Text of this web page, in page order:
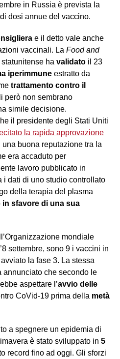
in Russia è prevista la
dosi annue del vaccino.
e il detto vale anche
vaccinali. La Food and
statunitense ha validato il 23
iperimmune estratto da
trattamento contro il
però non sembrano
simile decisione.
il presidente degli Stati Uniti
la rapida approvazione
buona reputazione tra la
era accaduto per
lavoro pubblicato in
i dati di uno studio controllato
della terapia del plasma
in sfavore di una sua
mondiale
settembre, sono 9 i vaccini in
la fase 3. La stessa
annunciato che secondo le
aspettare l’avvio delle
CoVid-19 prima della metà
a spegnere un epidemia di
è stato sviluppato in 5
record fino ad oggi. Gli sforzi